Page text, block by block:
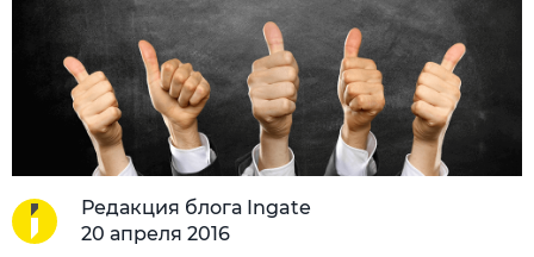
Редакция блога Ingate
20 апреля 2016